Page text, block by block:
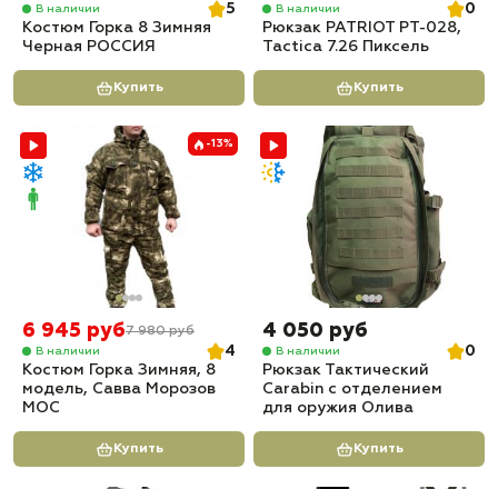
В наличии
5
Костюм Горка 8 Зимняя
Черная РОССИЯ
Купить
В наличии
0
Рюкзак PATRIOT РТ-028,
Tactica 7.26 Пиксель
Купить
-13%
6 945 руб7 980 руб
В наличии
4
Костюм Горка Зимняя, 8
модель, Савва Морозов
МОС
Купить
4 050 руб
В наличии
0
Рюкзак Тактический
Carabin с отделением
для оружия Олива
Купить